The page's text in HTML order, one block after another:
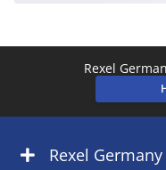
Rexel
Rexel Germany